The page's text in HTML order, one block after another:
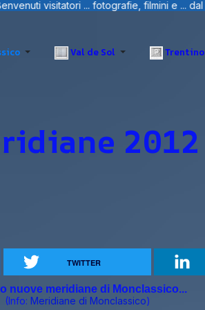
dalla Liguria e Sardegna.
Val de Sol Trentino
2012
TWITTER
nuove meridiane di Monclassico...
(Info: Meridiane di Monclassico)